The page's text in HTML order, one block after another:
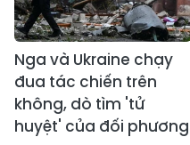
Nga và Ukraine chạy
đua tác chiến trên
không, dò tìm 'tử
huyệt' của đối phương